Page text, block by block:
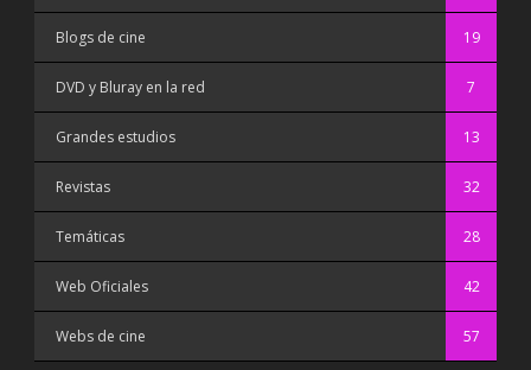
Blogs de cine 19
DVD y Bluray en la red 7
Grandes estudios 13
Revistas 32
Temáticas 28
Web Oficiales 42
Webs de cine 57